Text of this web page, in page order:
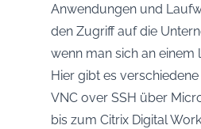
Anwendungen und
den Zugriff auf die
wenn man sich an einem
Hier gibt es
VNC over SSH über
bis zum Citrix Digital